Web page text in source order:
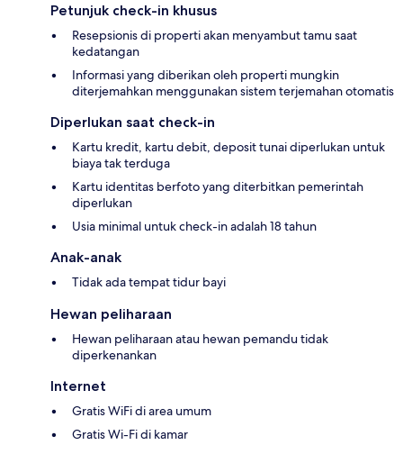
Petunjuk check-in khusus
Resepsionis di properti akan menyambut tamu saat
kedatangan
Informasi yang diberikan oleh properti mungkin
diterjemahkan menggunakan sistem terjemahan otomatis
Diperlukan saat check-in
Kartu kredit, kartu debit, deposit tunai diperlukan untuk
biaya tak terduga
Kartu identitas berfoto yang diterbitkan pemerintah
diperlukan
Usia minimal untuk check-in adalah 18 tahun
Anak-anak
Tidak ada tempat tidur bayi
Hewan peliharaan
Hewan peliharaan atau hewan pemandu tidak
diperkenankan
Internet
Gratis WiFi di area umum
Gratis Wi-Fi di kamar